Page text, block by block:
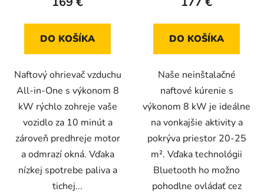
DO KOŠÍKA
Naftový ohrievač vzduchu
All-in-One s výkonom 8
kW rýchlo zohreje vaše
vozidlo za 10 minút a
zároveň predhreje motor
a odmrazí okná. Vďaka
nízkej spotrebe paliva a
tichej...
DO KOŠÍKA
Naše neinštalačné
naftové kúrenie s
výkonom 8 kW je ideálne
na vonkajšie aktivity a
pokrýva priestor 20-25
m². Vďaka technológii
Bluetooth ho možno
pohodlne ovládať cez